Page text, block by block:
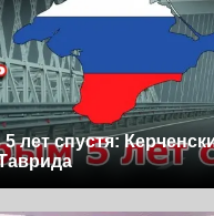
лет спустя: